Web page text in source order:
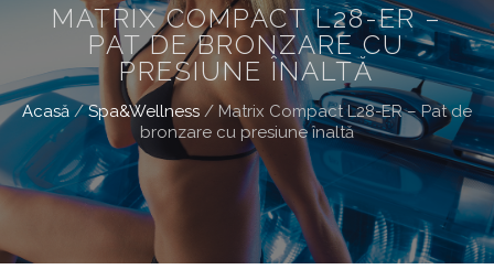
MATRIX COMPACT L28-ER –
PAT DE BRONZARE CU
PRESIUNE ÎNALTĂ
Acasă /Spa&Wellness/ Matrix Compact L28-ER – Pat de
bronzare cu presiune înaltă